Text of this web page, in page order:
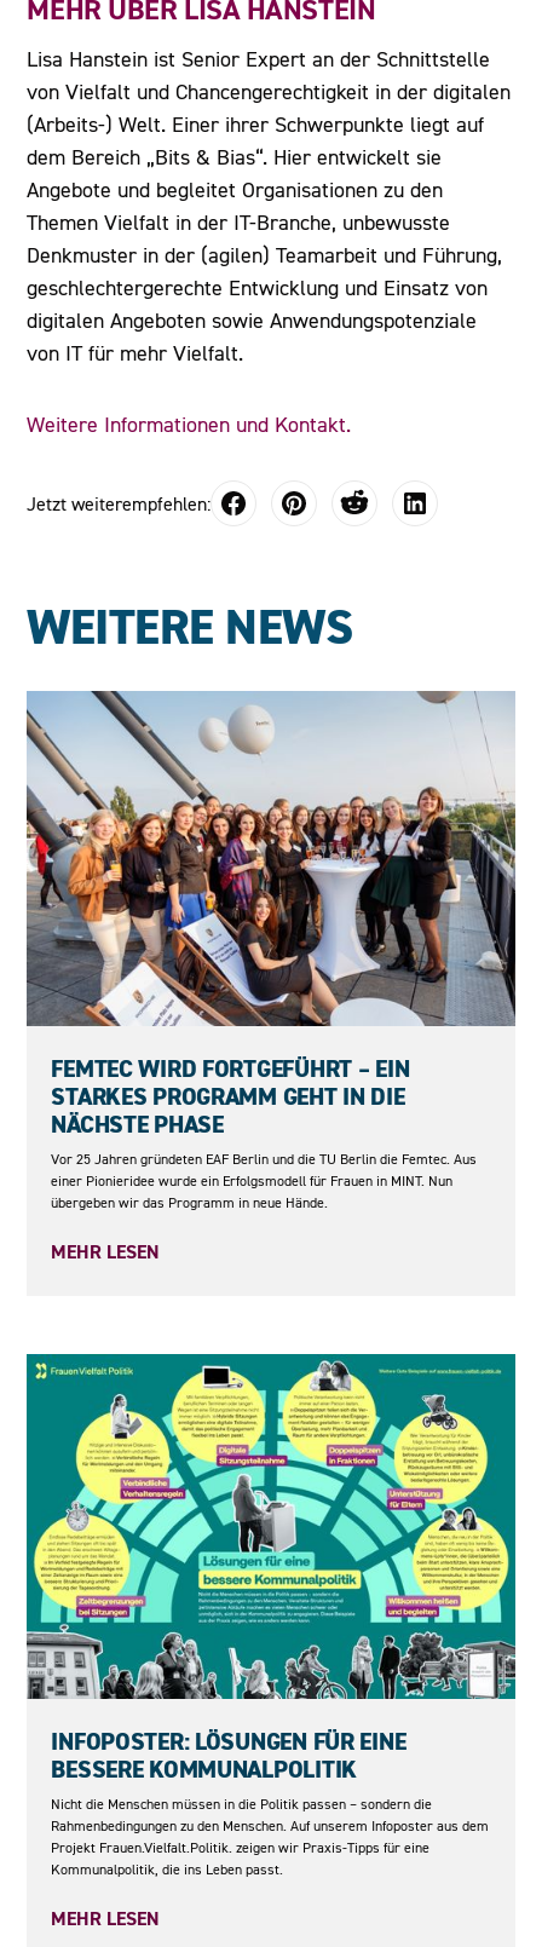
MEHR ÜBER LISA HANSTEIN
Lisa Hanstein ist Senior Expert an der Schnittstelle
von Vielfalt und Chancengerechtigkeit in der digitalen
(Arbeits-) Welt. Einer ihrer Schwerpunkte liegt auf
dem Bereich „Bits & Bias“. Hier entwickelt sie
Angebote und begleitet Organisationen zu den
Themen Vielfalt in der IT-Branche, unbewusste
Denkmuster in der (agilen) Teamarbeit und Führung,
geschlechtergerechte Entwicklung und Einsatz von
digitalen Angeboten sowie Anwendungspotenziale
von IT für mehr Vielfalt.
Weitere Informationen und Kontakt.
Jetzt weiterempfehlen:
WEITERE NEWS
FEMTEC WIRD FORTGEFÜHRT – EIN
STARKES PROGRAMM GEHT IN DIE
NÄCHSTE PHASE
Vor 25 Jahren gründeten EAF Berlin und die TU Berlin die Femtec. Aus
einer Pionieridee wurde ein Erfolgsmodell für Frauen in MINT. Nun
übergeben wir das Programm in neue Hände.
MEHR LESEN
INFOPOSTER: LÖSUNGEN FÜR EINE
BESSERE KOMMUNALPOLITIK
Nicht die Menschen müssen in die Politik passen – sondern die
Rahmenbedingungen zu den Menschen. Auf unserem Infoposter aus dem
Projekt Frauen.Vielfalt.Politik. zeigen wir Praxis-Tipps für eine
Kommunalpolitik, die ins Leben passt.
MEHR LESEN